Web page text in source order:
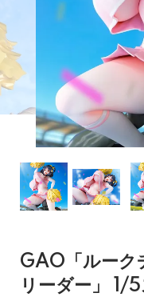
GAO「ルーク
リーダー」 1/